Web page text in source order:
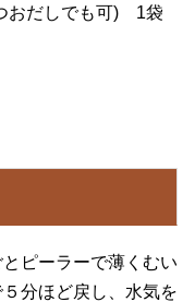
おだしでも可) 1袋
ピーラーで薄くむい
分ほど戻し、水気を